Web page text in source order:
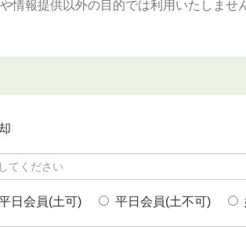
報提供以外の目的では利用いたしませ
日会員(土可) 平日会員(土不可)